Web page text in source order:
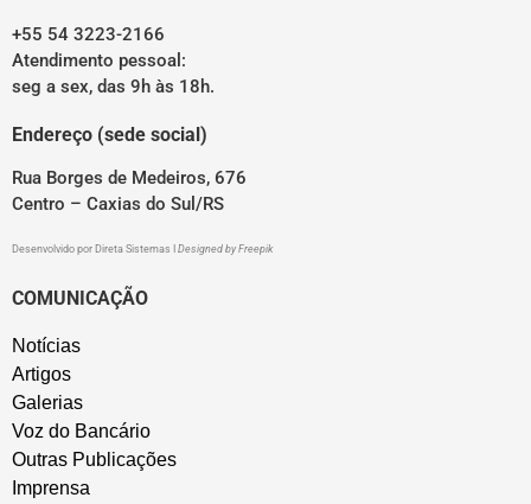
+55 54 3223-2166
Atendimento pessoal:
seg a sex, das 9h às 18h.
Endereço (sede social)
Rua Borges de Medeiros, 676
Centro – Caxias do Sul/RS
Desenvolvido por Direta Sistemas Designed by Freepik
COMUNICAÇÃO
Notícias
Artigos
Galerias
Voz do Bancário
Outras Publicações
Imprensa